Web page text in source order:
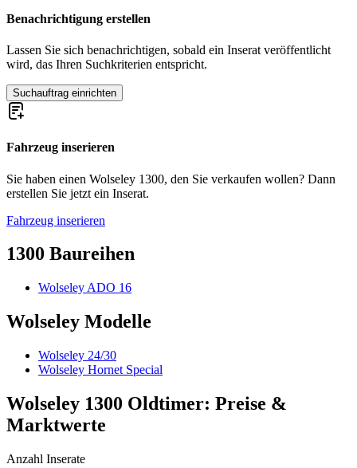
Benachrichtigung erstellen
Lassen Sie sich benachrichtigen, sobald ein Inserat veröffentlicht
wird, das Ihren Suchkriterien entspricht.
Suchauftrag einrichten
Fahrzeug inserieren
Sie haben einen Wolseley 1300, den Sie verkaufen wollen? Dann
erstellen Sie jetzt ein Inserat.
Fahrzeug inserieren
1300 Baureihen
Wolseley ADO 16
Wolseley Modelle
Wolseley 24/30
Wolseley Hornet Special
Wolseley 1300 Oldtimer: Preise &
Marktwerte
Anzahl Inserate